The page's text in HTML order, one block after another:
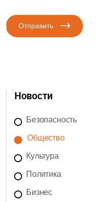
Отправить
Новости
Безопасность
Общество
Культура
Политика
Бизнес